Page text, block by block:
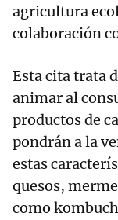
agricultura
colaboración
Esta cita trata
animar al
productos de
pondrán a la
estas
quesos,
como